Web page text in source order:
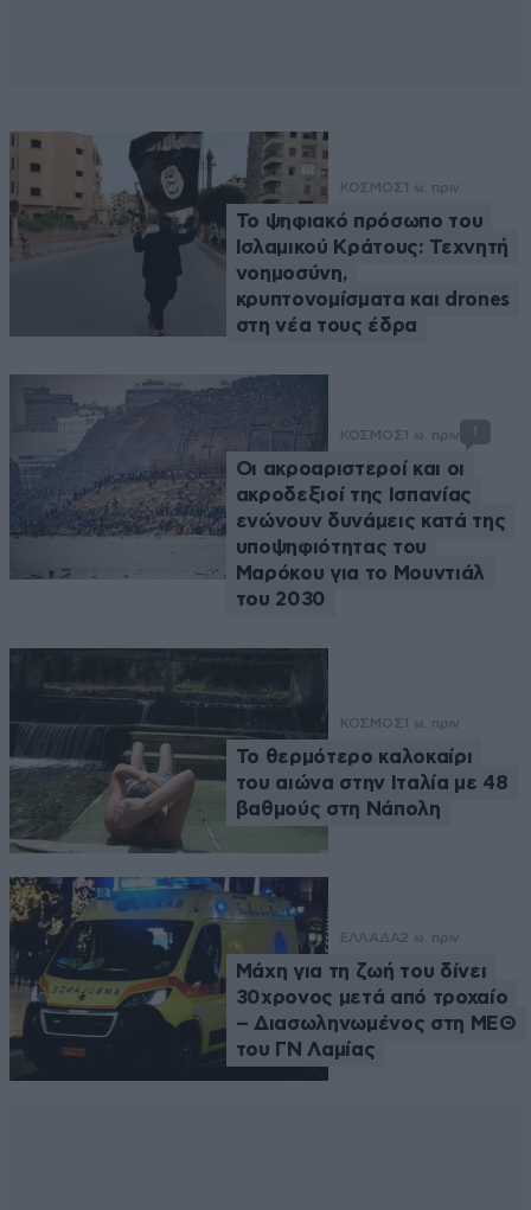
ΚΟΣΜΟΣ 1 ω. πριν
Το ψηφιακό πρόσωπο του
Ισλαμικού Κράτους: Τεχνητή
νοημοσύνη,
κρυπτονομίσματα και drones
στη νέα τους έδρα
ΚΟΣΜΟΣ 1 ω. πριν 1
Οι ακροαριστεροί και οι
ακροδεξιοί της Ισπανίας
ενώνουν δυνάμεις κατά της
υποψηφιότητας του
Μαρόκου για το Μουντιάλ
του 2030
ΚΟΣΜΟΣ 1 ω. πριν
Το θερμότερο καλοκαίρι
του αιώνα στην Ιταλία με 48
βαθμούς στη Νάπολη
ΕΛΛΑΔΑ2 ω. πριν
Μάχη για τη ζωή του δίνει
30χρονος μετά από τροχαίο
– Διασωληνωμένος στη ΜΕΘ
του ΓΝ Λαμίας